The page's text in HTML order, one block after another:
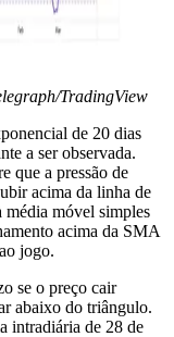
TradingView
de 20 dias
a ser observada.
que a pressão de
acima da linha de
média móvel simples
acima da SMA
jogo.
se o preço cair
abaixo do triângulo.
intradiária de 28 de